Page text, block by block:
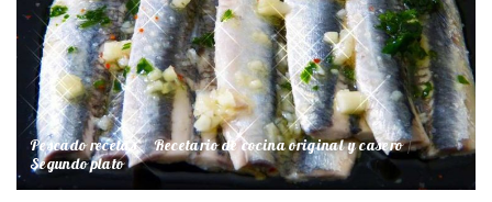
Pescado recetas Recetario de cocina original y casero
Segundo plato